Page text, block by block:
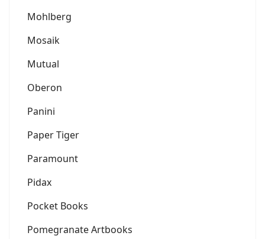
Mohlberg
Mosaik
Mutual
Oberon
Panini
Paper Tiger
Paramount
Pidax
Pocket Books
Pomegranate Artbooks